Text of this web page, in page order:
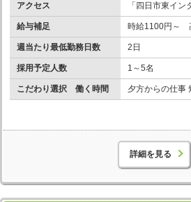
アクセス 「四日市東イ
給与補足 時給1100円～
週当たり最低勤務日数 2日
採用予定人数 1～5名
こだわり選択 働く時間 夕方からの仕事
詳細を見る